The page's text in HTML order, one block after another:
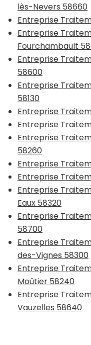
lès-Nevers 58660
Entreprise
Entreprise
Fourchambault
Entreprise
58600
Entreprise
58130
Entreprise
Entreprise
Entreprise
58260
Entreprise
Entreprise
Entreprise
Eaux 58320
Entreprise
58700
Entreprise
des-Vignes 58300
Entreprise
Moûtier 58240
Entreprise
Vauzelles 58640